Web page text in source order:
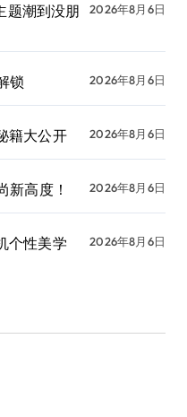
题潮到没朋
2026年8月6日
锁 2026年8月6日
籍大公开 2026年8月6日
新高度！ 2026年8月6日
个性美学 2026年8月6日